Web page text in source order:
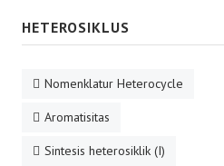
HETEROSIKLUS
Nomenklatur Heterocycle
Aromatisitas
Sintesis heterosiklik (I)